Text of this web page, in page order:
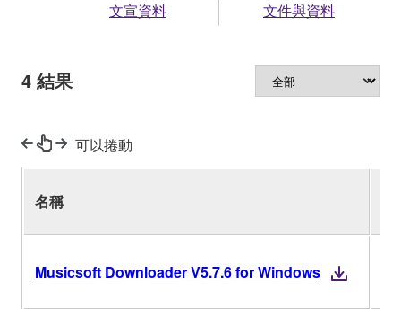
文宣資料 文件與資料
4 結果
可以捲動
名稱
Musicsoft Downloader V5.7.6 for Windows